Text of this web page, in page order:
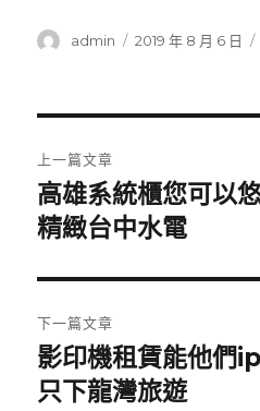
作
admin
發
2019 年 8 月 6 日
章
導
覽
上一篇文章
上
一
文
章:
高雄系統櫃您可以
精緻台中水電
下一篇文章
下
一
影印機租賃能他們
只下龍灣旅遊